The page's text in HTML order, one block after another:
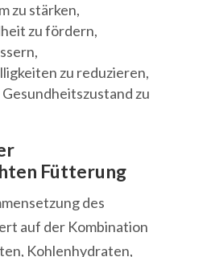
zu stärken,
zu fördern,
zu reduzieren,
zu
Fütterung
des
auf der Kombination
Kohlenhydraten,